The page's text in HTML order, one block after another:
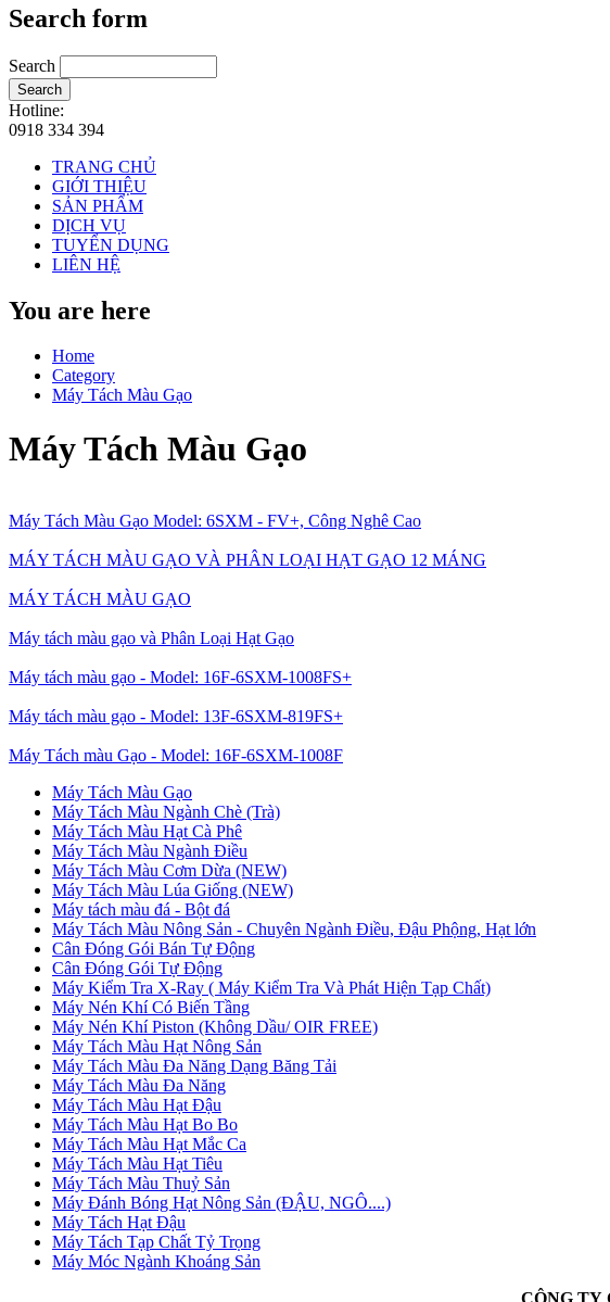
Search form
Search
Search
Hotline:
0918 334 394
TRANG CHỦ
GIỚI THIỆU
SẢN PHẨM
DỊCH VỤ
TUYỂN DỤNG
LIÊN HỆ
You are here
Home
Category
Máy Tách Màu Gạo
Máy Tách Màu Gạo
Máy Tách Màu Gạo Model: 6SXM - FV+, Công Nghê Cao
MÁY TÁCH MÀU GẠO VÀ PHÂN LOẠI HẠT GẠO 12 MÁNG
MÁY TÁCH MÀU GẠO
Máy tách màu gạo và Phân Loại Hạt Gạo
Máy tách màu gạo - Model: 16F-6SXM-1008FS+
Máy tách màu gạo - Model: 13F-6SXM-819FS+
Máy Tách màu Gạo - Model: 16F-6SXM-1008F
Máy Tách Màu Gạo
Máy Tách Màu Ngành Chè (Trà)
Máy Tách Màu Hạt Cà Phê
Máy Tách Màu Ngành Điều
Máy Tách Màu Cơm Dừa (NEW)
Máy Tách Màu Lúa Giống (NEW)
Máy tách màu đá - Bột đá
Máy Tách Màu Nông Sản - Chuyên Ngành Điều, Đậu Phộng, Hạt lớn
Cân Đóng Gói Bán Tự Động
Cân Đóng Gói Tự Động
Máy Kiểm Tra X-Ray ( Máy Kiểm Tra Và Phát Hiện Tạp Chất)
Máy Nén Khí Có Biến Tầng
Máy Nén Khí Piston (Không Dầu/ OIR FREE)
Máy Tách Màu Hạt Nông Sản
Máy Tách Màu Đa Năng Dạng Băng Tải
Máy Tách Màu Đa Năng
Máy Tách Màu Hạt Đậu
Máy Tách Màu Hạt Bo Bo
Máy Tách Màu Hạt Mắc Ca
Máy Tách Màu Hạt Tiêu
Máy Tách Màu Thuỷ Sản
Máy Đánh Bóng Hạt Nông Sản (ĐẬU, NGÔ....)
Máy Tách Hạt Đậu
Máy Tách Tạp Chất Tỷ Trọng
Máy Móc Ngành Khoáng Sản